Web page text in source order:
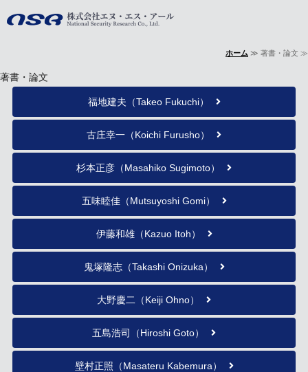
事業内容
会社概要
著書・論文
お問い合わせ
ホーム ≫ 著書・論文 ≫
著書・論文
福地建夫（Takeo Fukuchi）
古庄幸一（Koichi Furusho）
杉本正彦（Masahiko Sugimoto）
五味睦佳（Mutsuyoshi Gomi）
伊藤和雄（Kazuo Itoh）
鬼塚隆志（Takashi Onizuka）
大野慶二（Keiji Ohno）
五島浩司（Hiroshi Goto）
壁村正照（Masateru Kabemura）